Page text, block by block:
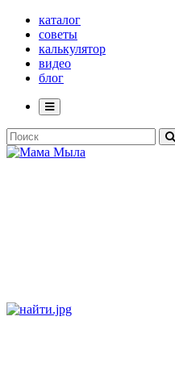
каталог
советы
калькулятор
видео
блог